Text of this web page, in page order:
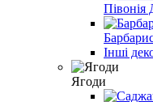
Півонія
Інші
Ягоди